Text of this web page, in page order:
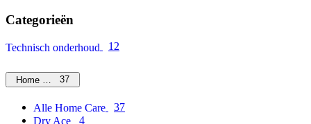
Categorieën
Technisch onderhoud 12
Home Care37
Alle Home Care
37
Dry Ace
4